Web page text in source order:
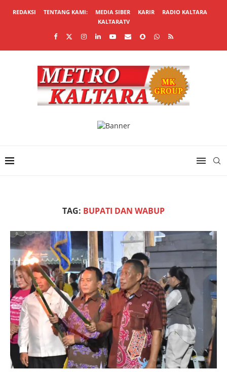
REDAKSI TENTANG KAMI: MEDIA SIBER KARIR
RADIO KALTARA
KALTARATV
TAG: BUPATI DAN WABUP